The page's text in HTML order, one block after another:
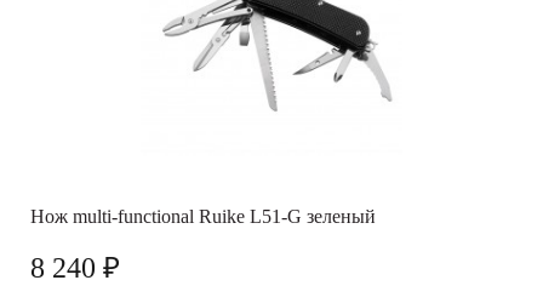
Нож multi-functional Ruike L51-G зеленый
8 240 ₽